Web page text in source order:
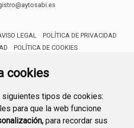
cookies
tipos de cookies:
para que la web funcione
para recordar sus
LEGAL
POLÍTICA DE PRIVACIDAD
POLÍTICA DE COOKIES